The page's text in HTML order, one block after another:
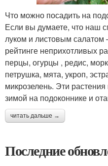
Что можно посадить на
Если вы думаете, что наш
луком и листовым
рейтинге неприхотливых
перцы, огурцы , редис,
петрушка, мята, укроп,
микрозелень. Эти
зимой на подоконнике и
читать дальше →
Последние